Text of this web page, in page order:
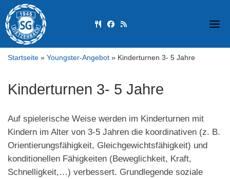
content
fas fa-utensils
fab fa-facebook
fas fa-rss
Startseite » Youngster-Angebot » Kinderturnen 3- 5 Jahre
Kinderturnen 3- 5 Jahre
Auf spielerische Weise werden im Kinderturnen mit
Kindern im Alter von 3-5 Jahren die koordinativen (z. B.
Orientierungsfähigkeit, Gleichgewichtsfähigkeit) und
konditionellen Fähigkeiten (Beweglichkeit, Kraft,
Schnelligkeit,…) verbessert. Grundlegende soziale